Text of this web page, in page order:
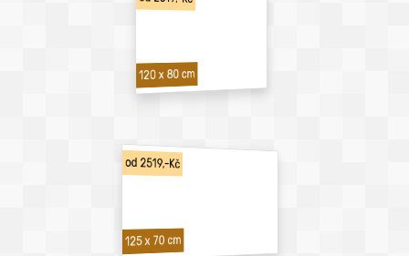
120 x 80 cm
od 2519,-Kč
125 x 70 cm